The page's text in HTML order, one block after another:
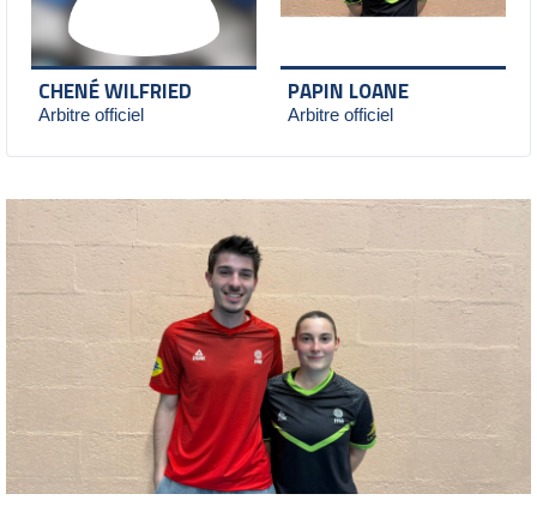
CHENÉ WILFRIED
Arbitre officiel
PAPIN LOANE
Arbitre officiel